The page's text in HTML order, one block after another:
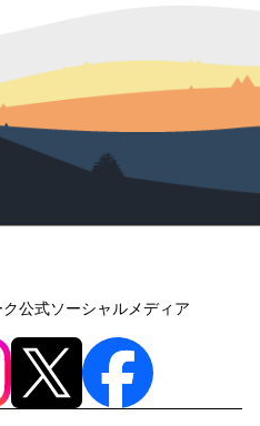
公式ソーシャルメディア